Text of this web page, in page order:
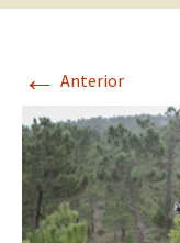
← Anterior